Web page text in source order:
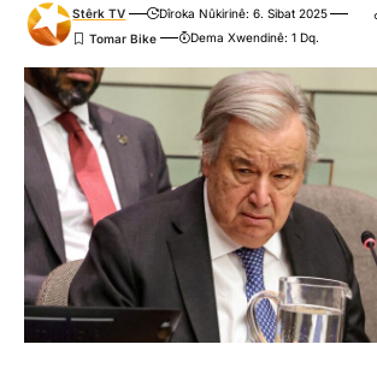
Stêrk TV
Dîroka Nûkirinê: 6. Sibat 2025
Dema Xwendinê: 1 Dq.